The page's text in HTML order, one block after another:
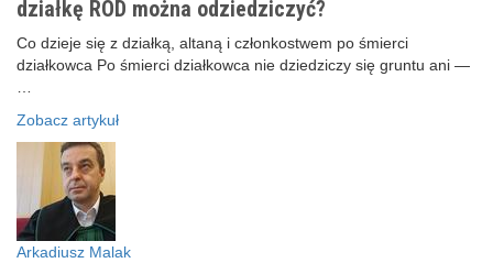
działkę ROD można odziedziczyć?
Co dzieje się z działką, altaną i członkostwem po śmierci
działkowca Po śmierci działkowca nie dziedziczy się gruntu ani —
…
Zobacz artykuł
Arkadiusz Malak